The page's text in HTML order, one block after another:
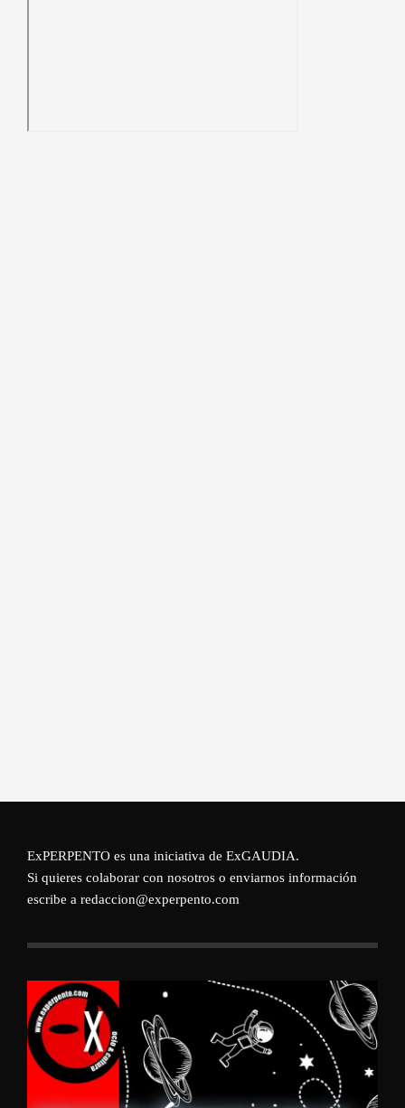
ExPERPENTO es una iniciativa de ExGAUDIA.
Si quieres colaborar con nosotros o enviarnos información
escribe a redaccion@experpento.com